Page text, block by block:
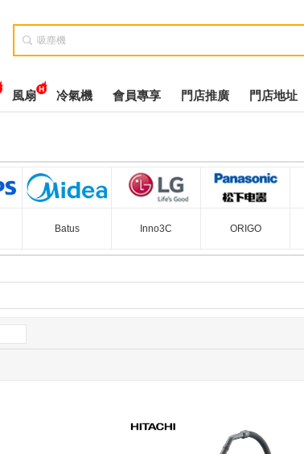

風扇 冷氣機 會員專享 門店推廣 門店地址
Batus Inno3C ORIGO